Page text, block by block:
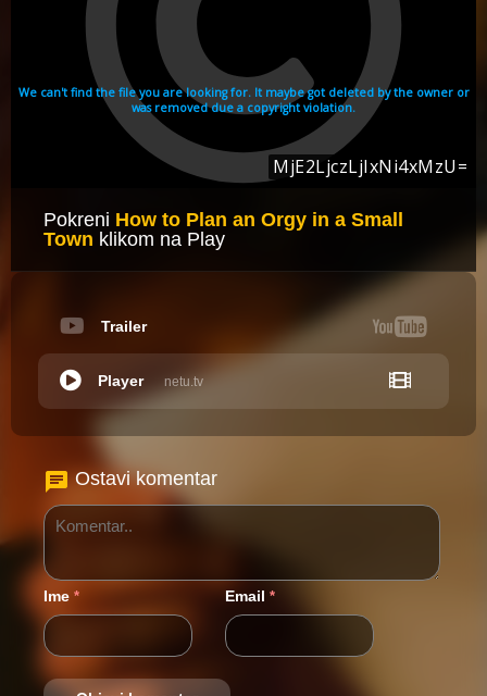
Pokreni How to Plan an Orgy in a Small
Town klikom na Play
Trailer
netu.tv
Player
Ostavi komentar
Ime * Email *